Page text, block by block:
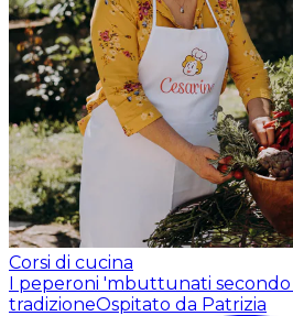
Corsi di cucina
I peperoni 'mbuttunati secondo
tradizioneOspitato da Patrizia